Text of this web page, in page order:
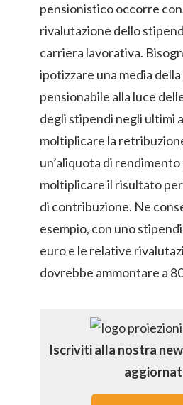
pensionistico occorre
rivalutazione dello
carriera lavorativa.
ipotizzare una media
pensionabile alla luce
degli stipendi negli ultimi
moltiplicare la
un’aliquota di rendimento
moltiplicare il risultato
di contribuzione. Ne
esempio, con uno
euro e le relative
dovrebbe ammontare a
Iscriviti alla nostra